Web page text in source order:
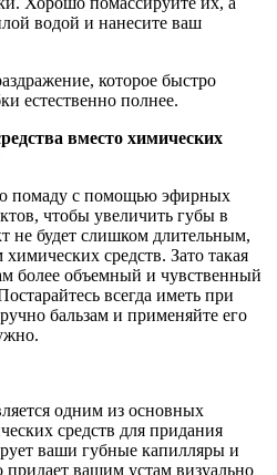
водой и нанесите ваш
которое быстро
естественно полнее.
вместо химических
помаду с помощью эфирных
чтобы увеличить губы в
не будет слишком длительным,
средств. Зато такая
более объемный и чувственный
всегда иметь при
бальзам и применяйте его
одним из основных
средств для придания
ваши губные капилляры и
придает вашим устам визуально